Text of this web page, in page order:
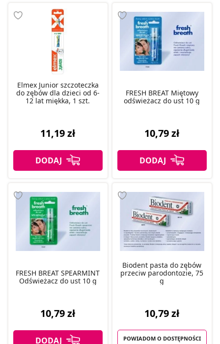
Elmex Junior szczoteczka
do zębów dla dzieci od 6-
12 lat miękka, 1 szt.
11,19 zł
FRESH BREAT Miętowy
odświeżacz do ust 10 g
10,79 zł
FRESH BREAT SPEARMINT
Odświeżacz do ust 10 g
10,79 zł
Biodent pasta do zębów
przeciw parodontozie, 75
g
10,79 zł
POWIADOM O DOSTĘPNOŚCI